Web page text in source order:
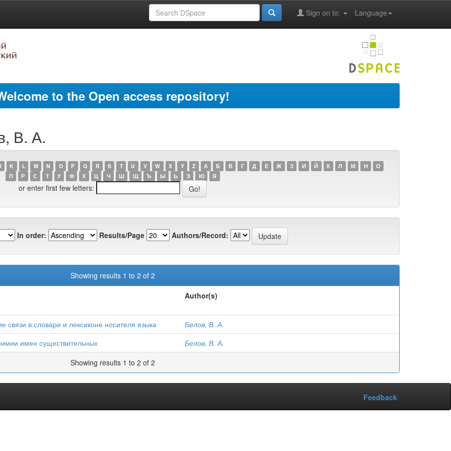
Language
Sign on to:
to the Open access repository!
В. А.
K L M N O P Q R S T U V W X Y Z А Б В Г Д Е Ж З И Й К Л М Н
О
П
Р С Т У Ф Х Ц Ч Ш Щ Ъ Ы Ь Э Ю Я
or enter first few letters:
In order: Results/Page Authors/Record:
Showing results 1 to 2 of 2
Author(s)
связи в словаре и лексиконе носителя языка
Белов, В. А.
имен существительных
Белов, В. А.
Showing results 1 to 2 of 2
Feedback